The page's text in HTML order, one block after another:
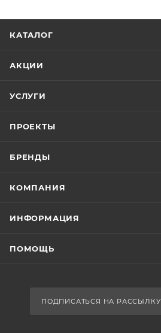
КАТАЛОГ
АКЦИИ
УСЛУГИ
ПРОЕКТЫ
БРЕНДЫ
КОМПАНИЯ
ИНФОРМАЦИЯ
ПОМОЩЬ
ПОДПИСАТЬСЯ НА РАССЫЛКУ